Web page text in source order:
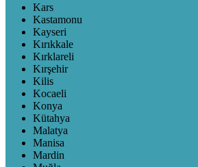
Kars
Kastamonu
Kayseri
Kırıkkale
Kırklareli
Kırşehir
Kilis
Kocaeli
Konya
Kütahya
Malatya
Manisa
Mardin